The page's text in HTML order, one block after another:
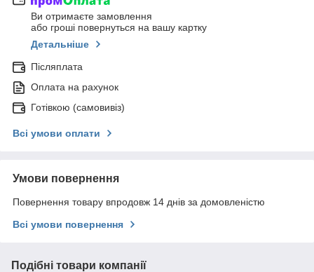
Ви отримаєте замовлення
або гроші повернуться на вашу картку
Детальніше
Післяплата
Оплата на рахунок
Готівкою (самовивіз)
Всі умови оплати
Умови повернення
Повернення товару впродовж 14 днів за домовленістю
Всі умови повернення
Подібні товари компанії